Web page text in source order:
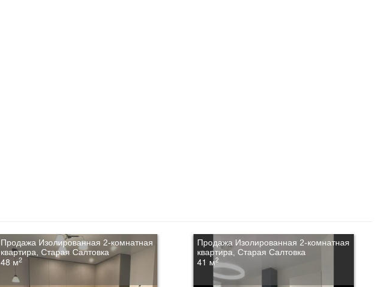
Продажа Изолированная 2-комнатная
квартира, Старая Салтовка
48 м2
Продажа Изолированная 2-комнатная
квартира, Старая Салтовка
41 м2